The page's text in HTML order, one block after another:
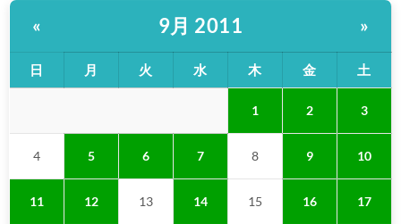
« 9月 2011 »
日 月 火 水 木 金 土
1 2 3
4 5 6 7 8 9 10
11 12 13 14 15 16 17